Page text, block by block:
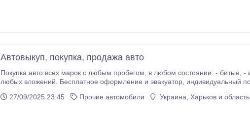
Автовыкуп, покупка, продажа авто
Покупка авто всех марок с любым пробегом, в любом состоянии: - битые, - идеальные, - кредитные, - после такси. - требующие
любых вложений. Бесплатное оформление и эвакуатор, индивидуальный подход. Работаем без перерывов и выходных. Выезд
27/09/2025 23:45
Прочие автомобили Украина, Харьков и область